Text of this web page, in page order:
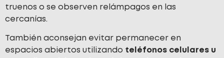
truenos o se observen relámpagos en las
cercanías.
También aconsejan evitar permanecer en
espacios abiertos utilizando teléfonos celulares u